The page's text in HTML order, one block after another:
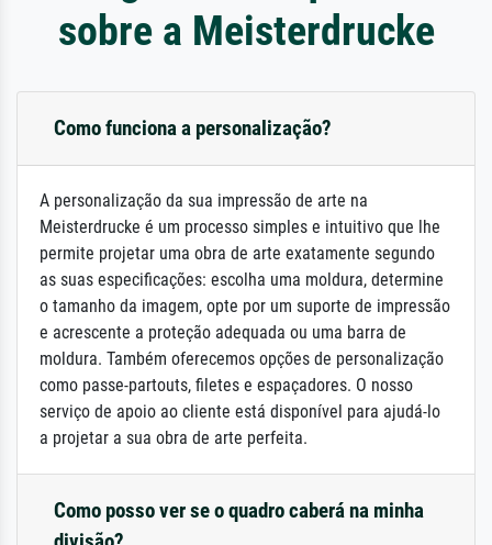
sobre a Meisterdrucke
Como funciona a personalização?
A personalização da sua impressão de arte na
Meisterdrucke é um processo simples e intuitivo que lhe
permite projetar uma obra de arte exatamente segundo
as suas especificações: escolha uma moldura, determine
o tamanho da imagem, opte por um suporte de impressão
e acrescente a proteção adequada ou uma barra de
moldura. Também oferecemos opções de personalização
como passe-partouts, filetes e espaçadores. O nosso
serviço de apoio ao cliente está disponível para ajudá-lo
a projetar a sua obra de arte perfeita.
Como posso ver se o quadro caberá na minha